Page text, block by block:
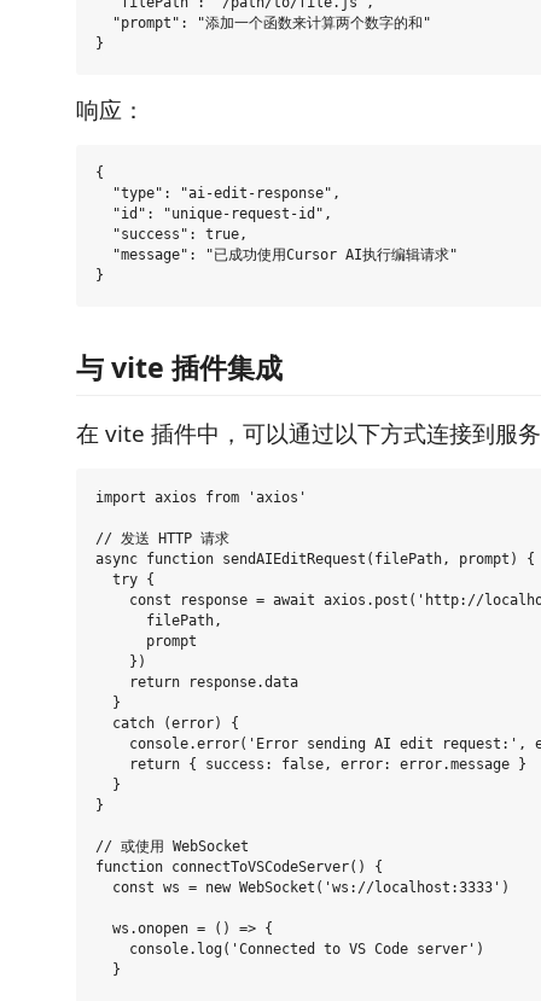
  "prompt": "添加一个函数来计算两个数字的和"
响应：
{
  "type": "ai-edit-response",
  "id": "unique-request-id",
  "success": true,
  "message": "已成功使用Cursor AI执行编辑请求"
与 vite 插件集成
在 vite 插件中，可以通过以下方式连接到服
import axios from 'axios'
// 发送 HTTP 请求
async function sendAIEditRequest(filePath, prompt) {
  try {
const response = await axios.post('http://
      filePath,
      prompt
    })
    return response.data
  }
  catch (error) {
console.error('Error sending AI edit request:',
    return { success: false, error: error.message }
  }
}
// 或使用 WebSocket
function connectToVSCodeServer() {
  const ws = new WebSocket('ws://localhost:3333')
  ws.onopen = () => {
    console.log('Connected to VS Code server')
  }